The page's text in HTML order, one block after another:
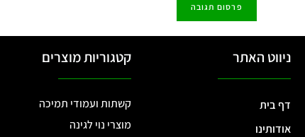
ניווט האתר
דף בית
אודותינו
קטגוריות מוצרים
קשתות ועמודי תמיכה
מוצרי נוי לגינה